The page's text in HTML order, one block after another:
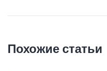
Похожие статьи